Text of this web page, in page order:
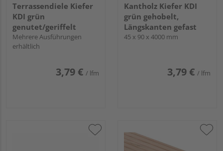
Terrassendiele Kiefer
KDI grün
genutet/geriffelt
Mehrere Ausführungen
erhältlich
3,79 € / lfm
Kantholz Kiefer KDI
grün gehobelt,
Längskanten gefast
45 x 90 x 4000 mm
3,79 € / lfm